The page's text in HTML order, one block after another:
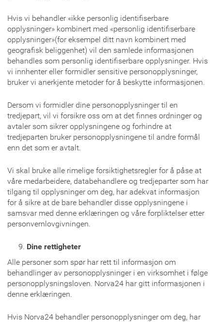
Verifiably, the innovation of new advances has been to a
great extent propelled by a craving to broaden or defeat
inborn human impediments, particularly those
characterized by physical and mental limits. The advances
utilized in CALL stretch out well past specialized devices to
incorporate nonexclusive instruments and gadgets, for
example, word processors for writing, online lexicons for
a perfect world,type essayservices are capable teaching
method guarantees that CALL materials are utilized in a
fitting, principled, and viable way. Utilizing CALL in English
language homerooms is valuable as a rule for educators
and students to acknowledge the class guidance (Breen,
progressively propelled when utilizing PC and online assets
and with the explanation, they produce more excellent
writing and long expositions. Giving students criticism is
the huge part of a writing class. Strikingly, students
anticipate having the criticism to improve their work. It
implies that «giving students task-explicit criticism brings
about more amendments made to expositions»
Hvis vi behandler «ikke personlig identifiserbare
opplysninger» kombinert med «personlig identifiserbare
opplysninger»(for eksempel ditt navn kombinert med
geografisk beliggenhet) vil den samlede informasjonen
behandles som personlig identifiserbare opplysninger. Hvis
vi innhenter eller formidler sensitive personopplysninger,
bruker vi anerkjente metoder for å beskytte informasjonen.
Dersom vi formidler dine personopplysninger til en
tredjepart, vil vi forsikre oss om at det finnes ordninger og
avtaler som sikrer opplysningene og forhindre at
tredjeparten bruker personopplysningene til andre formål
enn det som er avtalt.
Vi skal bruke alle rimelige forsiktighetsregler for å påse at
våre medarbeidere, databehandlere og tredjeparter som har
tilgang til opplysninger om deg, har adekvat informasjon
for å sikre at de bare behandler disse opplysningene i
samsvar med denne erklæringen og våre forpliktelser etter
personvernlovgivningen.
Dine rettigheter
Alle personer som spør har rett til informasjon om
behandlinger av personopplysninger i en virksomhet i følge
personopplysningsloven. Norva24 har gitt informasjonen i
denne erklæringen.
Hvis Norva24 behandler personopplysninger om deg, har